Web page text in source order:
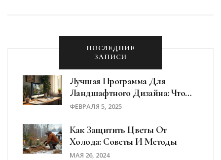
ПОСЛЕДНИЕ
ЗАПИСИ
Лучшая Программа Для
Ландшафтного Дизайна: Что
Выбрать?
ФЕВРАЛЯ 5, 2025
Как Защитить Цветы От
Холода: Советы И Методы
МАЯ 26, 2024